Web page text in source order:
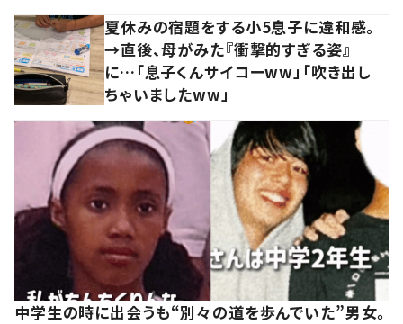
夏休みの宿題をする小5息子に違和感。
→直後、母がみた『衝撃的すぎる姿』
に…「息子くんサイコーww」「吹き出し
ちゃいましたww」
中学生の時に出会うも“別々の道を歩んでいた”男女。